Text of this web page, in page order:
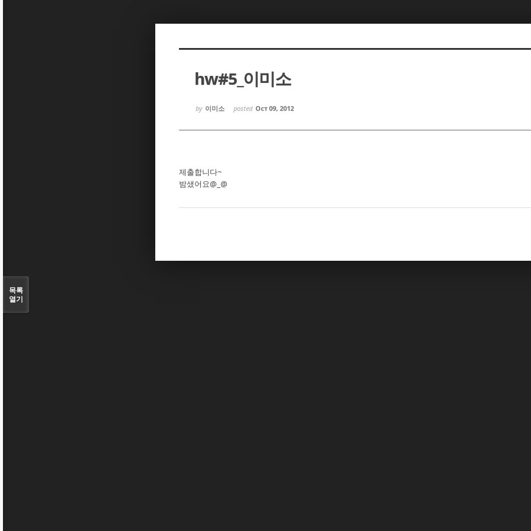
hw#5_이미소
by 이미소 posted Oct 09, 2012
제출합니다~
밤샜어요@_@
목록
열기
Sketchbook5, 스케치북5
Sketchbook5, 스케치북5
Sketchbook5, 스케치북5
Sketchbook5, 스케치북5